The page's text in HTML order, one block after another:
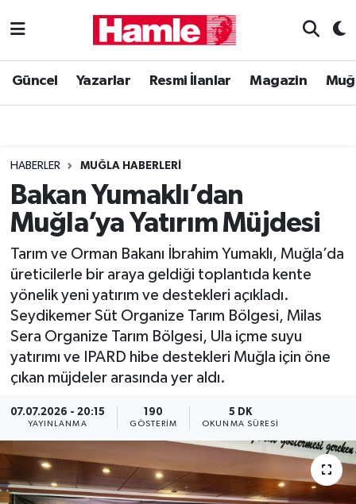
Güncel Yazarlar Resmi İlanlar Magazin
HABERLER MUĞLA HABERLERI
Bakan Yumaklı’dan
Muğla’ya Yatırım Müjdesi
Tarım ve Orman Bakanı İbrahim Yumaklı, Muğla’da
üreticilerle bir araya geldiği toplantıda kente
yönelik yeni yatırım ve destekleri açıkladı.
Seydikemer Süt Organize Tarım Bölgesi, Milas
Sera Organize Tarım Bölgesi, Ula içme suyu
yatırımı ve IPARD hibe destekleri Muğla için öne
çıkan müjdeler arasında yer aldı.
07.07.2026 - 20:15
YAYINLANMA
190
GÖSTERIM
5 DK
OKUNMA SÜRESI
Güncel
Magazin
Muğla Haber
Siyaset
Muğla Nöbetçi Eczaneler
Muğla Trafik Yoğunluk Haritası
Süper Lig Puan Durumu ve Fikstür
Tüm Manşetler
Son Dakika Haberleri
Haber Arşivi